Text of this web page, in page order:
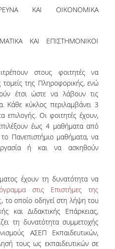
ΚΑΙ ΟΙΚΟΝΟΜΙΚΑ
ΚΑΙ ΕΠΙΣΤΗΜΟΝΙΚΟΙ
στους φοιτητές να
της Πληροφορικής, ενώ
έτσι ώστε να λάβουν τις
Κάθε κύκλος περιλαμβάνει 3
επιλογής. Οι φοιτητές έχουν,
έως 4 μαθήματα από
Πανεπιστήμιο μαθήματα, να
ή και να ασκηθούν
έχουν τη δυνατότητα να
στις Επιστήμες της
, το οποίο οδηγεί στη λήψη του
και Διδακτικής Επάρκειας,
τη δυνατότητα συμμετοχής
ΑΣΕΠ Εκπαιδευτικών,
τους ως εκπαιδευτικών σε